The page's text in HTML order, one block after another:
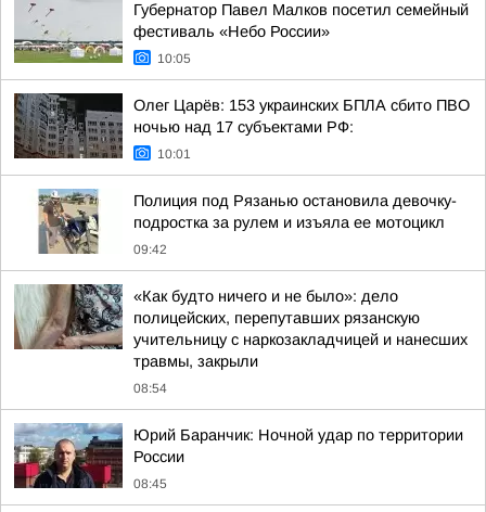
Губернатор Павел Малков посетил семейный
фестиваль «Небо России»
10:05
Олег Царёв: 153 украинских БПЛА сбито ПВО
ночью над 17 субъектами РФ:
10:01
Полиция под Рязанью остановила девочку-
подростка за рулем и изъяла ее мотоцикл
09:42
«Как будто ничего и не было»: дело
полицейских, перепутавших рязанскую
учительницу с наркозакладчицей и нанесших
травмы, закрыли
08:54
Юрий Баранчик: Ночной удар по территории
России
08:45